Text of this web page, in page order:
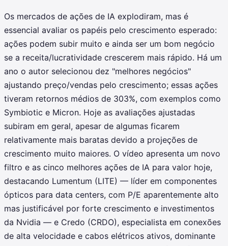
Os mercados de ações de IA explodiram, mas é
essencial avaliar os papéis pelo crescimento esperado:
ações podem subir muito e ainda ser um bom negócio
se a receita/lucratividade crescerem mais rápido. Há um
ano o autor selecionou dez "melhores negócios"
ajustando preço/vendas pelo crescimento; essas ações
tiveram retornos médios de 303%, com exemplos como
Symbiotic e Micron. Hoje as avaliações ajustadas
subiram em geral, apesar de algumas ficarem
relativamente mais baratas devido a projeções de
crescimento muito maiores. O vídeo apresenta um novo
filtro e as cinco melhores ações de IA para valor hoje,
destacando Lumentum (LITE) — líder em componentes
ópticos para data centers, com P/E aparentemente alto
mas justificável por forte crescimento e investimentos
da Nvidia — e Credo (CRDO), especialista em conexões
de alta velocidade e cabos elétricos ativos, dominante